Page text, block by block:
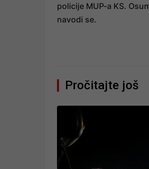
policije MUP-a KS.
navodi se.
Pročitajte još